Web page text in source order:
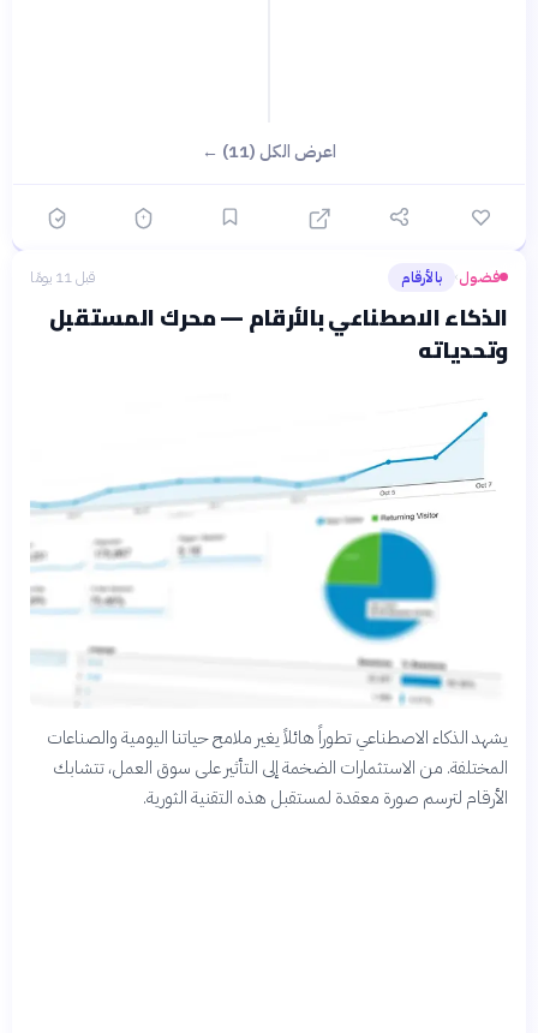
اعرض الكل (11) ←
فضول› بالأرقام قبل 11 يومًا
الذكاء الاصطناعي بالأرقام — محرك المستقبل
وتحدياته
يشهد الذكاء الاصطناعي تطوراً هائلاً يغير ملامح حياتنا اليومية والصناعات
المختلفة. من الاستثمارات الضخمة إلى التأثير على سوق العمل، تتشابك
الأرقام لترسم صورة معقدة لمستقبل هذه التقنية الثورية.